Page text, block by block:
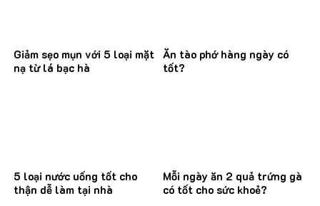
Giảm sẹo mụn với 5 loại mặt
nạ từ lá bạc hà
Ăn tào phớ hàng ngày có
tốt?
5 loại nước uống tốt cho
thận dễ làm tại nhà
Mỗi ngày ăn 2 quả trứng gà
có tốt cho sức khoẻ?